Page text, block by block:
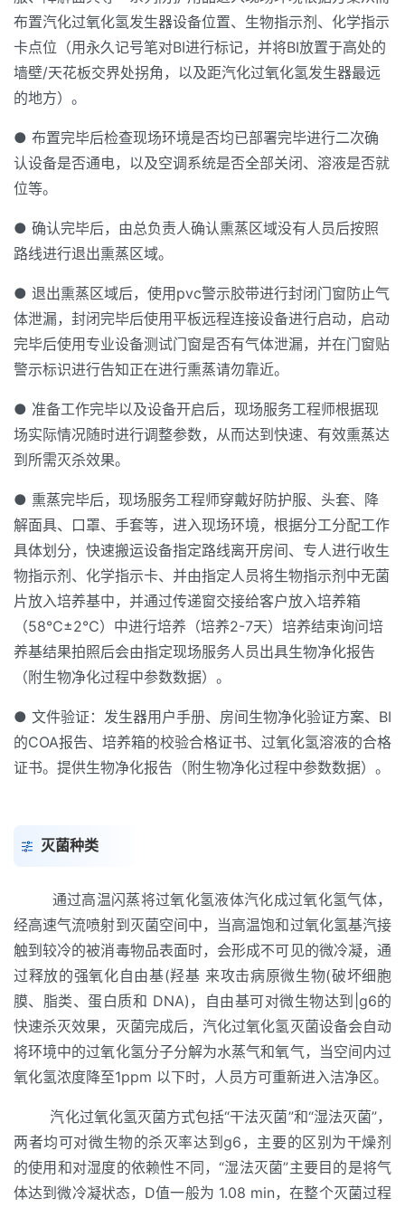
布置汽化过氧化氢发生器设备位置、生物指示剂、化学指示
卡点位（用永久记号笔对BI进行标记，并将BI放置于高处的
墙壁/天花板交界处拐角，以及距汽化过氧化氢发生器最远
的地方）。
● 布置完毕后检查现场环境是否均已部署完毕进行二次确
认设备是否通电，以及空调系统是否全部关闭、溶液是否就
位等。
● 确认完毕后，由总负责人确认熏蒸区域没有人员后按照
路线进行退出熏蒸区域。
● 退出熏蒸区域后，使用pvc警示胶带进行封闭门窗防止气
体泄漏，封闭完毕后使用平板远程连接设备进行启动，启动
完毕后使用专业设备测试门窗是否有气体泄漏，并在门窗贴
警示标识进行告知正在进行熏蒸请勿靠近。
● 准备工作完毕以及设备开启后，现场服务工程师根据现
场实际情况随时进行调整参数，从而达到快速、有效熏蒸达
到所需灭杀效果。
● 熏蒸完毕后，现场服务工程师穿戴好防护服、头套、降
解面具、口罩、手套等，进入现场环境，根据分工分配工作
具体划分，快速搬运设备指定路线离开房间、专人进行收生
物指示剂、化学指示卡、并由指定人员将生物指示剂中无菌
片放入培养基中，并通过传递窗交接给客户放入培养箱
（58℃±2℃）中进行培养（培养2-7天）培养结束询问培
养基结果拍照后会由指定现场服务人员出具生物净化报告
（附生物净化过程中参数数据）。
● 文件验证：发生器用户手册、房间生物净化验证方案、BI
的COA报告、培养箱的校验合格证书、过氧化氢溶液的合格
证书。提供生物净化报告（附生物净化过程中参数数据）。
灭菌种类
通过高温闪蒸将过氧化氢液体汽化成过氧化氢气体，
经高速气流喷射到灭菌空间中，当高温饱和过氧化氢基汽接
触到较冷的被消毒物品表面时，会形成不可见的微冷凝，通
过释放的强氧化自由基(羟基 来攻击病原微生物(破坏细胞
膜、脂类、蛋白质和 DNA)，自由基可对微生物达到|g6的
快速杀灭效果，灭菌完成后，汽化过氧化氢灭菌设备会自动
将环境中的过氧化氢分子分解为水蒸气和氧气，当空间内过
氧化氢浓度降至1ppm 以下时，人员方可重新进入洁净区。
汽化过氧化氢灭菌方式包括“干法灭菌”和“湿法灭菌”，
两者均可对微生物的杀灭率达到g6，主要的区别为干燥剂
的使用和对湿度的依赖性不同，“湿法灭菌”主要目的是将气
体达到微冷凝状态，D值一般为 1.08 min，在整个灭菌过程